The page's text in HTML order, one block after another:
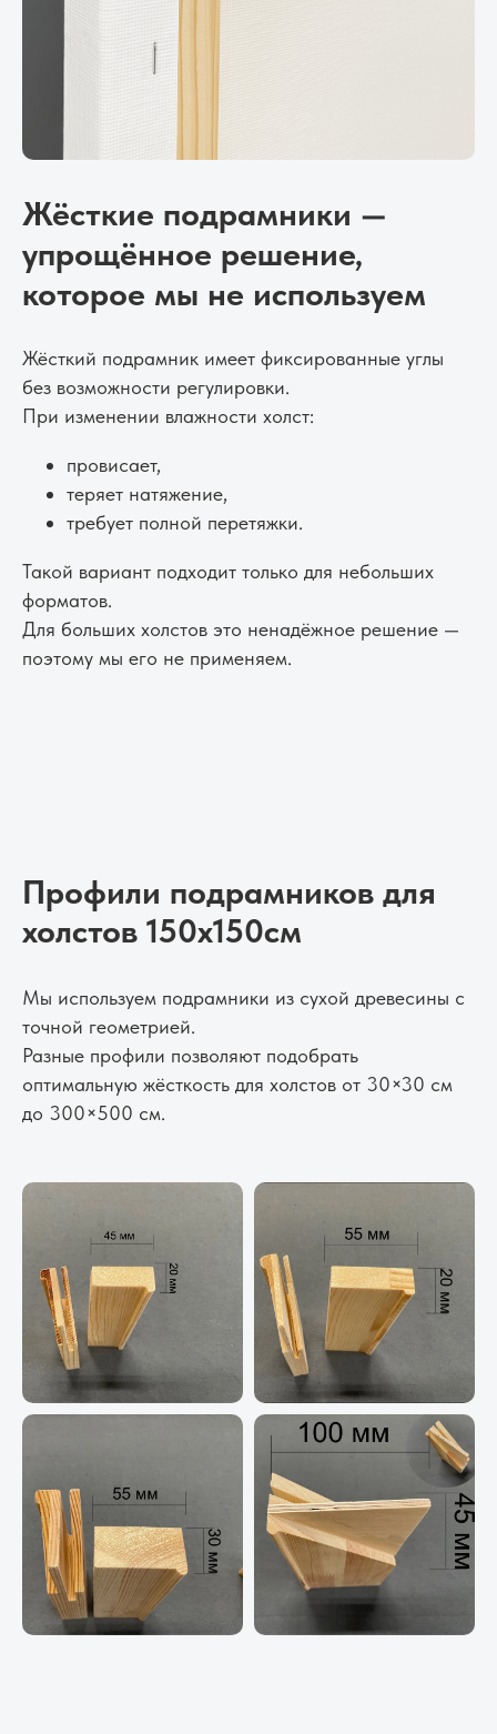
Жёсткие подрамники —
упрощённое решение,
которое мы не используем
Жёсткий подрамник имеет фиксированные углы
без возможности регулировки.
При изменении влажности холст:
провисает,
теряет натяжение,
требует полной перетяжки.
Такой вариант подходит только для небольших
форматов.
Для больших холстов это ненадёжное решение —
поэтому мы его не применяем.
Профили подрамников для
холстов 150х150см
Мы используем подрамники из сухой древесины с
точной геометрией.
Разные профили позволяют подобрать
оптимальную жёсткость для холстов от 30×30 см
до 300×500 см.